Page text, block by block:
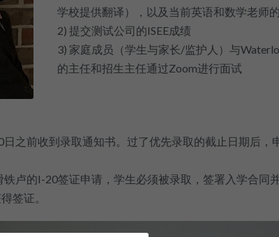
学校提供翻译），以及当前英语和数学老师的
2) 提交测试公司的ISEE成绩
3) 家庭成员（学生与家长/监护人）与
的主任和招生主任通过Zoom进行面试
之前收到录取通知书。过了优先录取的截止日期后，
卢的I-20签证申请，学生必须被录取，签署入学合同
签证。